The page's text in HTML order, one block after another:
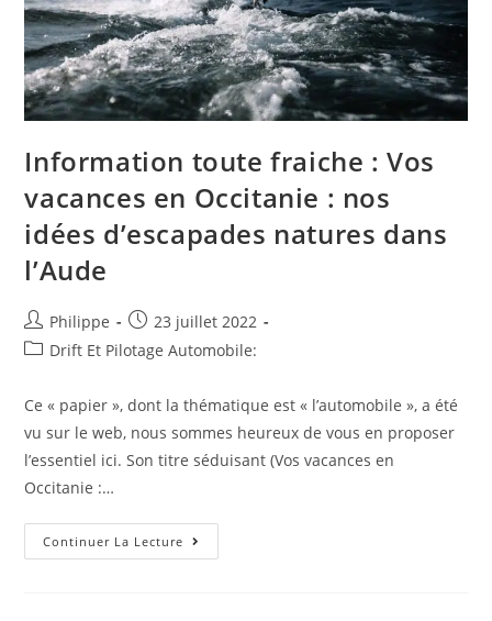
Information toute fraiche : Vos
vacances en Occitanie : nos
idées d’escapades natures dans
l’Aude
Auteur/autrice
de
Philippe
Post
published:
23 juillet 2022
PostDrift Et Pilotage Automobile:
Ce « papier », dont la thématique est « l’automobile », a été
vu sur le web, nous sommes heureux de vous en proposer
l’essentiel ici. Son titre séduisant (Vos vacances en
Occitanie :…
Continuer La Lecture Information
Toute